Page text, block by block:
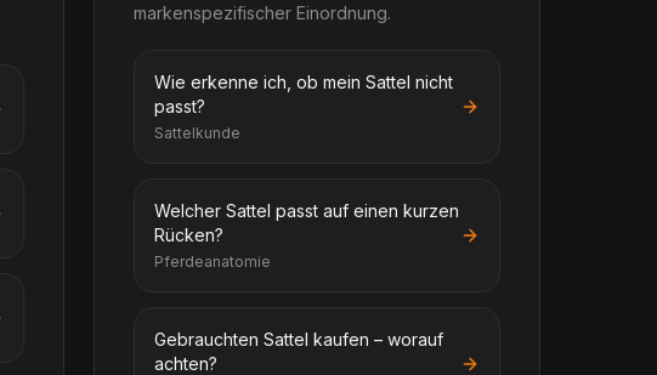
markenspezifischer Einordnung.
Wie erkenne ich, ob mein Sattel nicht
passt?
Sattelkunde
Welcher Sattel passt auf einen kurzen
Rücken?
Pferdeanatomie
Gebrauchten Sattel kaufen – worauf
achten?